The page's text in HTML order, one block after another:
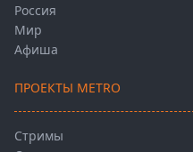
Россия
Мир
Афиша
ПРОЕКТЫ METRO
Стримы